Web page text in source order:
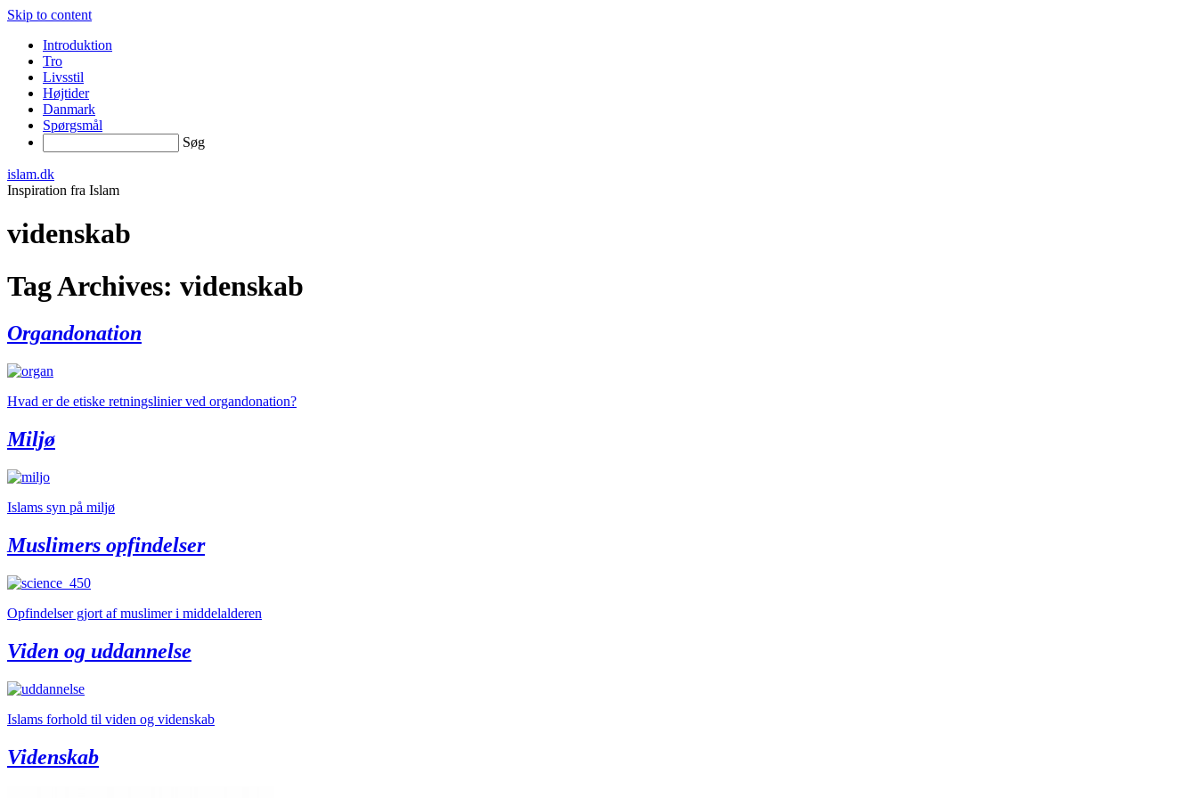
Skip to content
Introduktion
Tro
Livsstil
Højtider
Danmark
Spørgsmål
Søg
islam.dk
Inspiration fra Islam
videnskab
Tag Archives: videnskab
Organdonation
Hvad er de etiske retningslinier ved organdonation?
Miljø
Islams syn på miljø
Muslimers opfindelser
Opfindelser gjort af muslimer i middelalderen
Viden og uddannelse
Islams forhold til viden og videnskab
Videnskab